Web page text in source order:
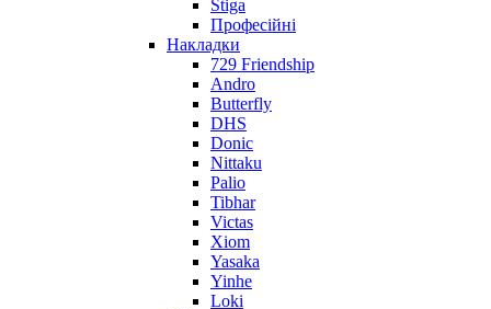
Stiga
Професійні
Накладки
729 Friendship
Andro
Butterfly
DHS
Donic
Nittaku
Palio
Tibhar
Victas
Xiom
Yasaka
Yinhe
Loki